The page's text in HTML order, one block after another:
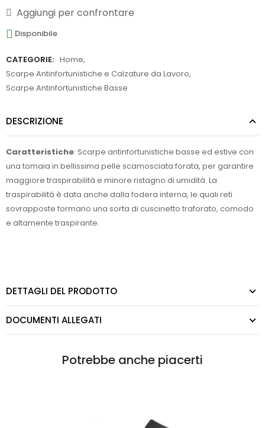
Aggiungi per confrontare
Disponibile
CATEGORIE: Home,
Scarpe Antinfortunistiche e Calzature da Lavoro,
Scarpe Antinfortunistiche Basse
DESCRIZIONE
Caratteristiche: Scarpe antinfortunistiche basse ed estive con
una tomaia in bellissima pelle scamosciata forata, per garantire
maggiore traspirabilità e minore ristagno di umidità. La
traspirabilità è data anche dalla fodera interna, le quali reti
sovrapposte formano una sorta di cuscinetto traforato, comodo
e altamente traspirante.
DETTAGLI DEL PRODOTTO
DOCUMENTI ALLEGATI
Potrebbe anche piacerti